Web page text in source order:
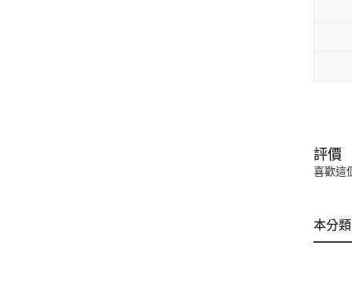
評價
喜歡這
本分